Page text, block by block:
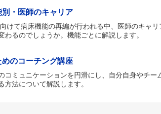
別・医師のキャリア
けて病床機能の再編が行われる中、医師のキャリ
わるのでしょうか。機能ごとに解説します。
めのコーチング講座
コミュニケーションを円滑にし、自分自身やチー
方法について解説します。